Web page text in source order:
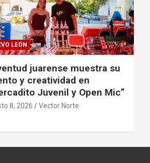
LEÓN
juarense muestra su
y creatividad en
Juvenil y Open Mic”
8, 2026 Vector Norte